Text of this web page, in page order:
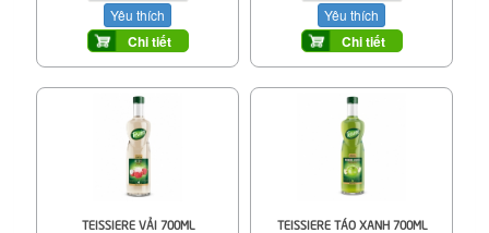
Yêu thích
Chi tiết
Yêu thích
Chi tiết
TEISSIERE VẢI 700ML
TEISSIERE TÁO XANH 700ML